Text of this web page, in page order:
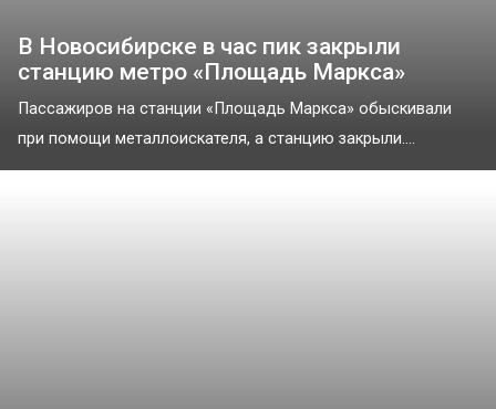
В Новосибирске в час пик закрыли
станцию метро «Площадь Маркса»
Пассажиров на станции «Площадь Маркса» обыскивали
при помощи металлоискателя, а станцию закрыли....